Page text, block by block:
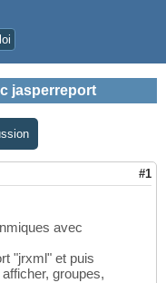
jasperreport
#1
avec
"jrxml" et puis
groupes,